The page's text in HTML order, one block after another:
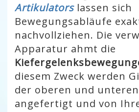
Artikulators lassen sich
Bewegungsabläufe
nachvollziehen. Die
Apparatur ahmt die
diesem Zweck werden
der oberen und
angefertigt und von